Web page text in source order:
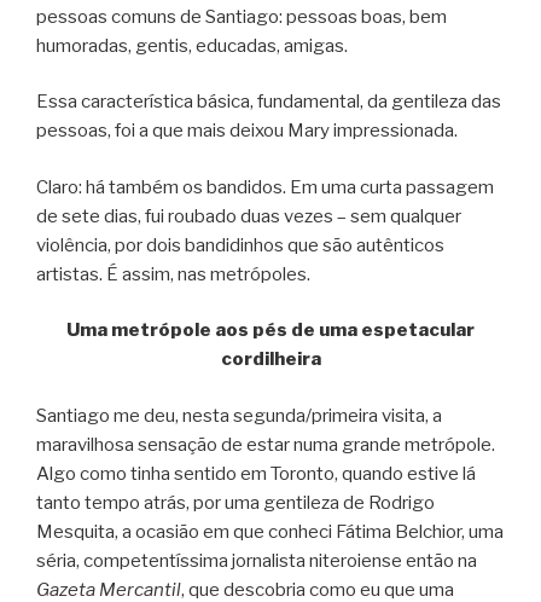
pessoas comuns de Santiago: pessoas boas, bem
humoradas, gentis, educadas, amigas.
Essa característica básica, fundamental, da gentileza das
pessoas, foi a que mais deixou Mary impressionada.
Claro: há também os bandidos. Em uma curta passagem
de sete dias, fui roubado duas vezes – sem qualquer
violência, por dois bandidinhos que são autênticos
artistas. É assim, nas metrópoles.
Uma metrópole aos pés de uma espetacular
cordilheira
Santiago me deu, nesta segunda/primeira visita, a
maravilhosa sensação de estar numa grande metrópole.
Algo como tinha sentido em Toronto, quando estive lá
tanto tempo atrás, por uma gentileza de Rodrigo
Mesquita, a ocasião em que conheci Fátima Belchior, uma
séria, competentíssima jornalista niteroiense então na
Gazeta Mercantil, que descobria como eu que uma